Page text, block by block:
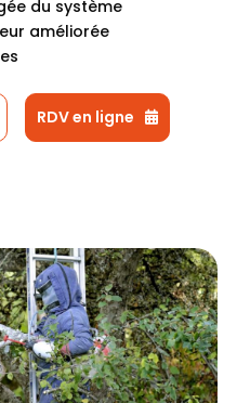
du système
améliorée
RDV en ligne